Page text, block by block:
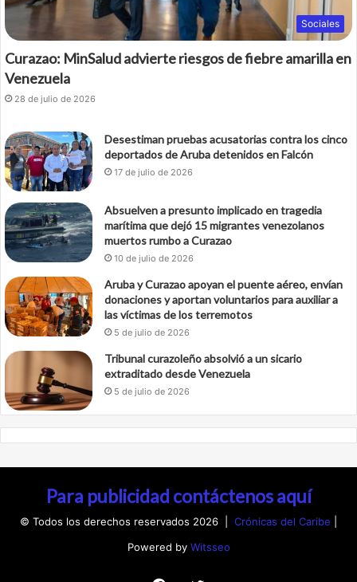
Sociales
Curazao: MinSalud advierte riesgos de fiebre amarilla en
Venezuela
28 de julio de 2026
Desestiman pruebas acusatorias contra los cinco
deportados de Aruba detenidos en Falcón
17 de julio de 2026
Absuelven a presunto implicado en tragedia
marítima que dejó 15 migrantes venezolanos
muertos rumbo a Curazao
10 de julio de 2026
Aruba y Curazao apoyan el puente aéreo, envían
donaciones y aportan voluntarios para auxiliar a
las víctimas de los terremotos
5 de julio de 2026
Tribunal curazoleño absolvió a un sicario
extraditado desde Venezuela
5 de julio de 2026
Para publicidad contáctenos aquí
© Todos los derechos reservados 2026 | Crónicas del Caribe
Powered by Witsseo